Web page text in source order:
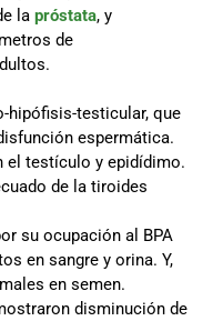
la próstata, y
de
hipófisis-testicular, que
espermática.
el testículo y epidídimo.
de la tiroides
su ocupación al BPA
en sangre y orina. Y,
en semen.
disminución de